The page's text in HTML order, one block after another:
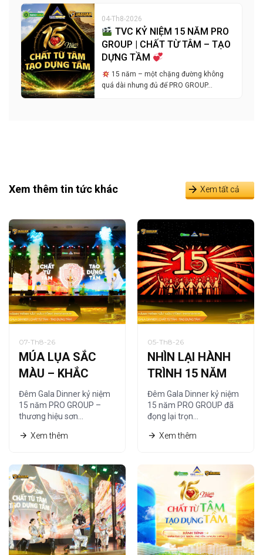
04-Th8-2026
TVC KỶ NIỆM 15 NĂM PRO
GROUP | CHẤT TỪ TÂM – TẠO
DỰNG TẦM
15 năm – một chặng đường không
quá dài nhưng đủ để PRO GROUP…
Xem thêm tin tức khác Xem tất cả
07-Th8-26
MÚA LỤA SẮC
MÀU – KHẮC
HỌA CHẤT RIÊNG
CỦA PRO GROUP
Đêm Gala Dinner kỷ niệm
15 năm PRO GROUP –
thương hiệu sơn…
Xem thêm
05-Th8-26
NHÌN LẠI HÀNH
TRÌNH 15 NĂM
QUA NGHỆ
THUẬT TRANH
CÁT
Đêm Gala Dinner kỷ niệm
15 năm PRO GROUP đã
đọng lại trọn…
Xem thêm